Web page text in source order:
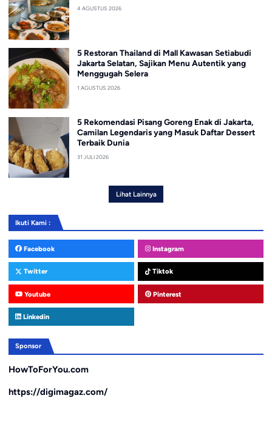
4 AGUSTUS 2026
5 Restoran Thailand di Mall Kawasan Setiabudi
Jakarta Selatan, Sajikan Menu Autentik yang
Menggugah Selera
1 AGUSTUS 2026
5 Rekomendasi Pisang Goreng Enak di Jakarta,
Camilan Legendaris yang Masuk Daftar Dessert
Terbaik Dunia
31 JULI 2026
Lihat Lainnya
Ikuti Kami :
Facebook Instagram
Twitter Tiktok
Youtube Pinterest
Linkedin
Sponsor
HowToForYou.com
https://digimagaz.com/